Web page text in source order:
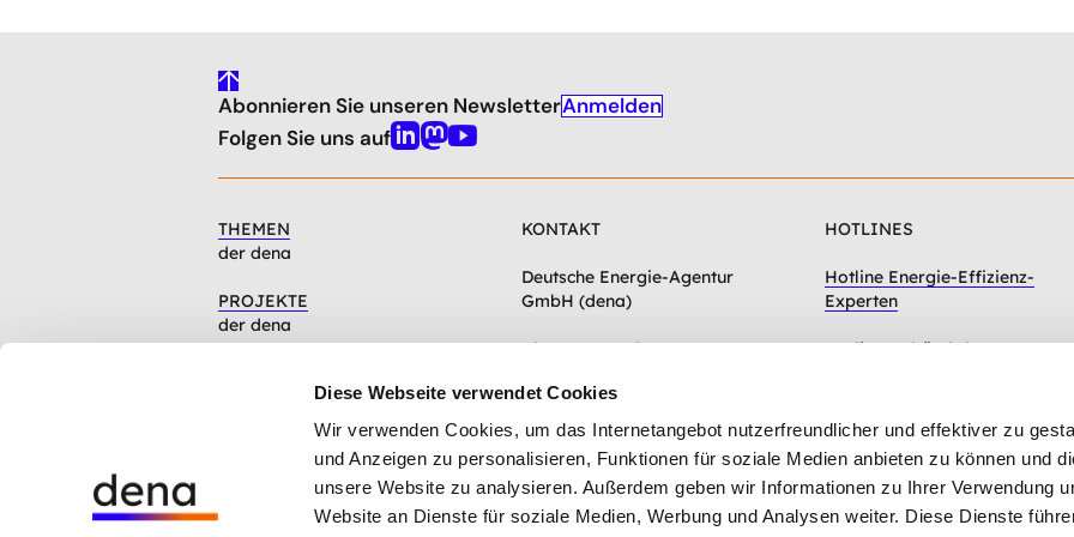
Diese Webseite verwendet Cookies
Wir verwenden Cookies, um das Internetangebot nutzerfreundlicher und effektiver zu
und Anzeigen zu personalisieren, Funktionen für soziale Medien anbieten zu können und
unsere Website zu analysieren. Außerdem geben wir Informationen zu Ihrer Verwendung
Website an Dienste für soziale Medien, Werbung und Analysen weiter. Diese Dienste
gehe
nach
oben
Abonnieren Sie unseren NewsletterAnmelden
Folgen Sie uns aufLinkedin
Mastodon
Youtube
THEMEN
der dena
PROJEKTE
der dena
Artikel, Events, Presse
Mission, Organisation, Jobs
KONTAKT
Deutsche Energie-Agentur
GmbH (dena)
Chausseestraße 128a
Zum Kontaktformular
HOTLINES
Hotline Energie-Effizienz-
Experten
Hotline Gebäudeforum